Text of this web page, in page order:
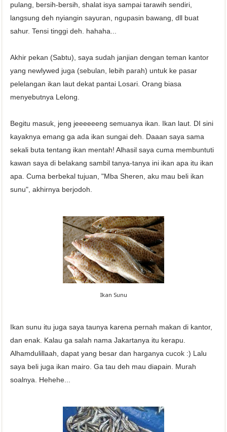
pulang, bersih-bersih, shalat isya sampai tarawih sendiri,
langsung deh nyiangin sayuran, ngupasin bawang, dll buat
sahur. Tensi tinggi deh. hahaha...
Akhir pekan (Sabtu), saya sudah janjian dengan teman kantor
yang newlywed juga (sebulan, lebih parah) untuk ke pasar
pelelangan ikan laut dekat pantai Losari. Orang biasa
menyebutnya Lelong.
Begitu masuk, jeng jeeeeeeng semuanya ikan. Ikan laut. DI sini
kayaknya emang ga ada ikan sungai deh. Daaan saya sama
sekali buta tentang ikan mentah! Alhasil saya cuma membuntuti
kawan saya di belakang sambil tanya-tanya ini ikan apa itu ikan
apa. Cuma berbekal tujuan, "Mba Sheren, aku mau beli ikan
sunu", akhirnya berjodoh.
Ikan Sunu
Ikan sunu itu juga saya taunya karena pernah makan di kantor,
dan enak. Kalau ga salah nama Jakartanya itu kerapu.
Alhamdulillaah, dapat yang besar dan harganya cucok :) Lalu
saya beli juga ikan mairo. Ga tau deh mau diapain. Murah
soalnya. Hehehe...